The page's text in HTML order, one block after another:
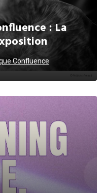
: La
Confluence